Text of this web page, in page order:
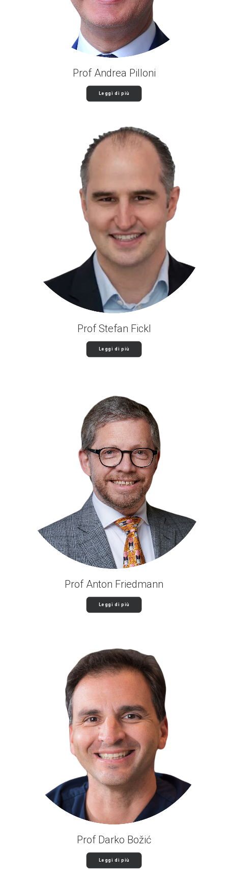
Prof Andrea Pilloni
Leggi di più
Prof Stefan Fickl
Leggi di più
Prof Anton Friedmann
Leggi di più
Prof Darko Božić
Leggi di più